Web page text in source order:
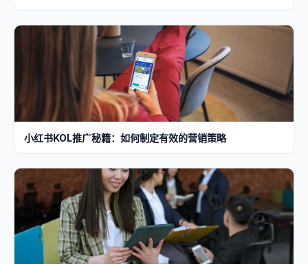
小红书KOL推广秘籍：如何制定有效的营销策略